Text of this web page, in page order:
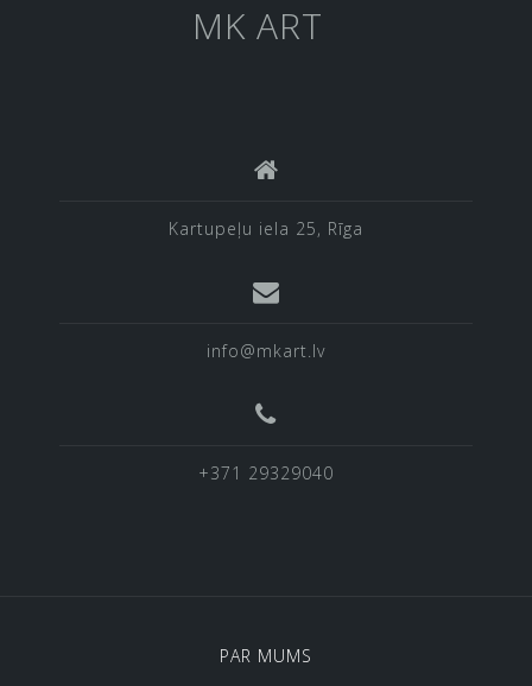
MK ART
Kartupeļu iela 25, Rīga
info@mkart.lv
+371 29329040
PAR MUMS